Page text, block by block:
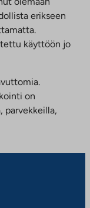
erikseen
käyttöön jo
on
parvekkeilla,